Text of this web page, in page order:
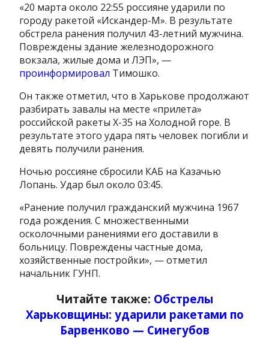
«20 марта около 22:55 россияне ударили по
городу ракетой «Искандер-М». В результате
обстрела ранения получил 43-летний мужчина.
Повреждены здание железнодорожного
вокзала, жилые дома и ЛЭП», —
проинформировал Тимошко.
Он также отметил, что в Харькове продолжают
разбирать завалы на месте «прилета»
российской ракеты Х-35 на Холодной горе. В
результате этого удара пять человек погибли и
девять получили ранения.
Ночью россияне сбросили КАБ на Казачью
Лопань. Удар был около 03:45.
«Ранение получил гражданский мужчина 1967
года рождения. С множественными
осколочными ранениями его доставили в
больницу. Повреждены частные дома,
хозяйственные постройки», — отметил
начальник ГУНП.
Читайте также: Обстрелы
Харьковщины: ударили ракетами по
Барвенково — Синегубов